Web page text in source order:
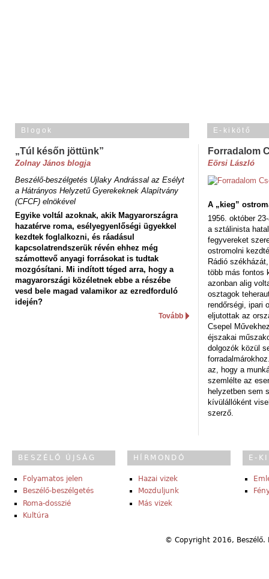
Blogok
„Túl későn jöttünk”
Zolnay János blogja
Beszélő-beszélgetés Ujlaky Andrással az Esélyt
a Hátrányos Helyzetű Gyerekeknek Alapítvány
(CFCF) elnökével
Egyike voltál azoknak, akik Magyarországra
hazatérve roma, esélyegyenlőségi ügyekkel
kezdtek foglalkozni, és ráadásul
kapcsolatrendszerük révén ehhez még
számottevő anyagi forrásokat is tudtak
mozgósítani. Mi indított téged arra, hogy a
magyarországi közéletnek ebbe a részébe
vesd bele magad valamikor az ezredforduló
idején?
Tovább
E-kikötő
Forradalom
Eörsi László
A „kieg”
1956. október
a sztálinista
fegyvereket
ostromolni
Rádió
több más fontos
azonban alig
osztagok
rendőrségi, ipari
eljutottak az
Csepel
éjszakai
dolgozók közül
az, hogy a
szemlélte az
helyzetben sem
kívülállóként
szerző.
BESZÉLŐ ÚJSÁG
Folyamatos jelen
Beszélő-beszélgetés
Roma-dosszié
Kultúra
HÍRMONDÓ
Hazai vizek
Mozduljunk
Más vizek
E-
© Copyright 2016,